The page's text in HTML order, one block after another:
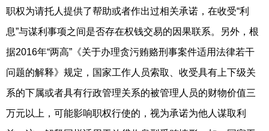
职权为请托人提供了帮助或者作出过相关承诺，在收受“利
息”与谋利事项之间是否存在权钱交易的因果联系。另外，根
据2016年“两高”《关于办理贪污贿赂刑事案件适用法律若干
问题的解释》规定，国家工作人员索取、收受具有上下级关
系的下属或者具有行政管理关系的被管理人员的财物价值三
万元以上，可能影响职权行使的，视为承诺为他人谋取利